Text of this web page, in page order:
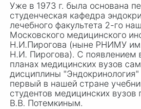
Уже в 1973 г. была основана
студенческая кафедра
лечебного факультета 2-го
Московского медицинского
Н.И.Пирогова (ныне РНИМУ
Н.И. Пирогова). С появлением
планах медицинских вузов
дисциплины
первый в нашей стране
студентов медицинских
В.В. Потемкиным.